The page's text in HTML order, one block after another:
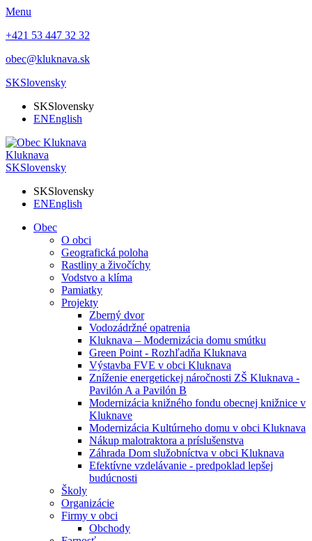
Menu
+421 53 447 32 32
obec@kluknava.sk
SKSlovensky
SKSlovensky
ENEnglish
Kluknava
SKSlovensky
SKSlovensky
ENEnglish
Obec
O obci
Geografická poloha
Rastliny a živočíchy
Vodstvo a klíma
Pamiatky
Projekty
Zberný dvor
Vodozádržné opatrenia
Kluknava – Modernizácia domu smútku
Green Point - Rozhľadňa Kluknava
Výstavba FVE v obci Kluknava
Zníženie energetickej náročnosti ZŠ Kluknava -
Pavilón A a Pavilón B
Modernizácia knižného fondu obecnej knižnice v
Kluknave
Modernizácia Kultúrneho domu v obci Kluknava
Nákup malotraktora a príslušenstva
Záhrada Dom služobníctva v obci Kluknava
Efektívne vzdelávanie - predpoklad lepšej
budúcnosti
Školy
Organizácie
Firmy v obci
Obchody